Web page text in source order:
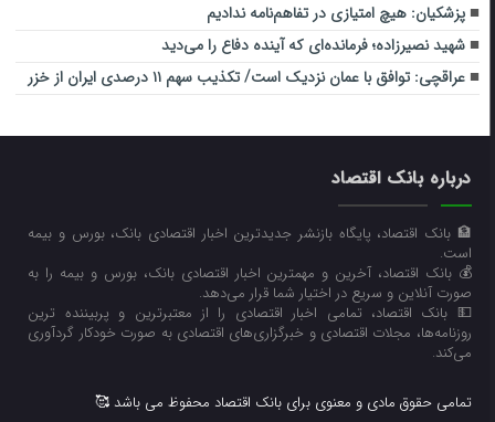
پزشکیان: هیچ امتیازی در تفاهم‌نامه ندادیم
شهید نصیرزاده؛ فرمانده‌ای که آینده دفاع را می‌دید
عراقچی: توافق با عمان نزدیک است/ تکذیب سهم ۱۱ درصدی ایران از خزر
درباره بانک اقتصاد
🏦 بانک اقتصاد، پایگاه بازنشر جدیدترین اخبار اقتصادی بانک، بورس و بیمه
است.
💰 بانک اقتصاد، آخرین و مهمترین اخبار اقتصادی بانک، بورس و بیمه را به
صورت آنلاین و سریع در اختیار شما قرار می‌‌دهد.
💵 بانک اقتصاد، تمامی اخبار اقتصادی را از معتبرترین و پربیننده ترین
روزنامه‌ها، مجلات اقتصادی و خبرگزاری‌های اقتصادی به صورت خودکار گردآوری
می‌کند.
تمامی حقوق مادی و معنوی برای بانک اقتصاد محفوظ می باشد 🥰